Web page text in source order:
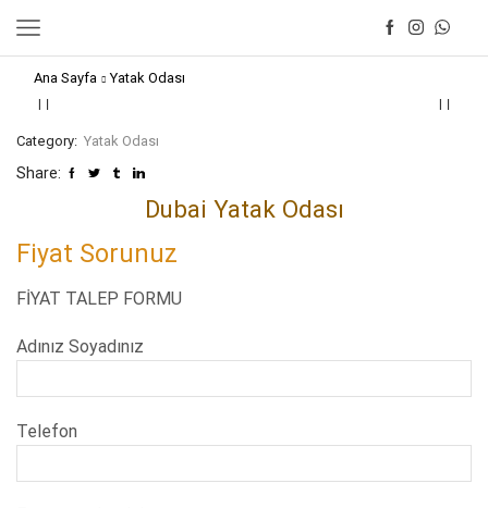
Ana Sayfa Yatak Odası
Category: Yatak Odası
Share:
Dubai Yatak Odası
Fiyat Sorunuz
FİYAT TALEP FORMU
Adınız Soyadınız
Telefon